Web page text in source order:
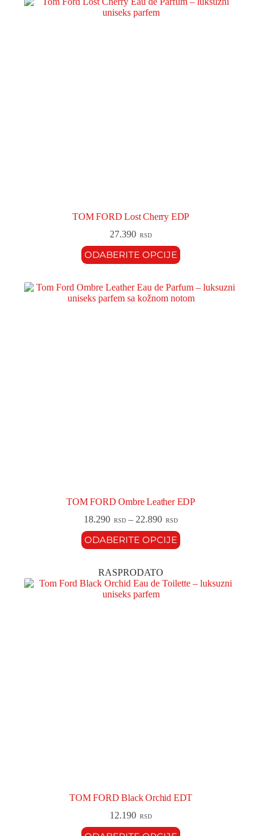
TOM FORD Lost Cherry EDP
27.390 RSD
ODABERITE OPCIJE
TOM FORD Ombre Leather EDP
18.290 RSD – 22.890 RSD
ODABERITE OPCIJE
RASPRODATO
TOM FORD Black Orchid EDT
12.190 RSD